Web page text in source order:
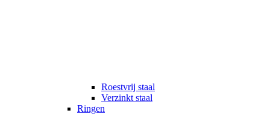
Roestvrij staal
Verzinkt staal
Ringen